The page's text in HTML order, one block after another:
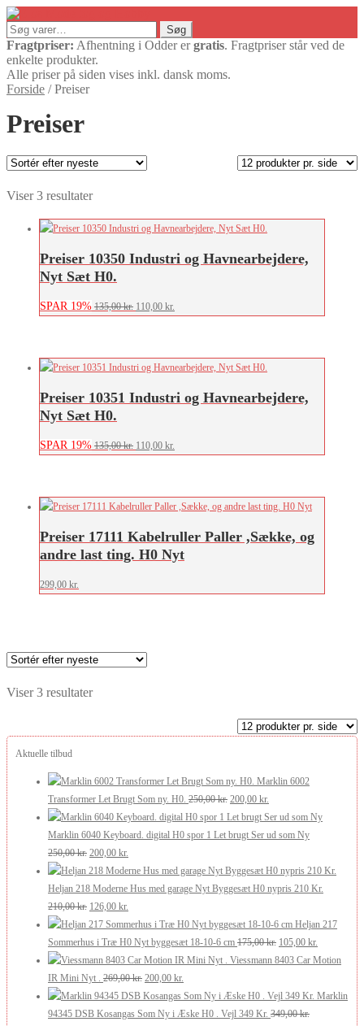
Søg
efter:
Søg
Fragtpriser: Afhentning i Odder ergratis. Fragtpriser står ved de
enkelte produkter.
Alle priser på siden vises inkl. dansk moms.
Forside /Preiser
Preiser
Viser 3 resultaterSorteret
seneste
Preiser 10350 Industri og Havnearbejdere,
Nyt Sæt H0.
SPAR 19% 135,00kr. Den
var:
135,00 kr..
110,00 kr.
er:
110,00 kr..
Preiser 10351 Industri og Havnearbejdere,
Nyt Sæt H0.
SPAR 19% 135,00kr. Den
var:
110,00 kr.
er:
Preiser 17111 Kabelruller Paller ,Sække, og
andre last ting. H0 Nyt
299,00 kr.
Viser 3 resultaterSorteret
Aktuelle tilbud
Marklin 6002
Transformer Let Brugt Som ny. H0. 250,00kr. Den
oprindelige
pris
250,00 kr..
200,00 kr.
aktuelle
pris
200,00 kr..
Marklin 6040 Keyboard. digital H0 spor 1 Let brugt Ser ud som Ny
250,00kr. Den
oprindelige
pris
var:
250,00 kr..
200,00 kr.
aktuelle
pris
200,00 kr..
Heljan 218 Moderne Hus med garage Nyt Byggesæt H0 nypris 210 Kr.
210,00kr. Den
oprindelige
pris
var:
210,00 kr..
126,00 kr.
aktuelle
pris
er:
126,00 kr..
Heljan 217
Sommerhus i Træ H0 Nyt byggesæt 18-10-6 cm 175,00kr. Den
oprindelige
var:
175,00 kr..
105,00 kr.
aktuelle
er:
105,00 kr..
Viessmann 8403 Car Motion
IR Mini Nyt .
269,00kr. Den
oprindelige
pris
200,00 kr.
aktuelle
pris
Marklin
94345 DSB Kosangas Som Ny i Æske H0 . Vejl 349 Kr. 349,00kr.